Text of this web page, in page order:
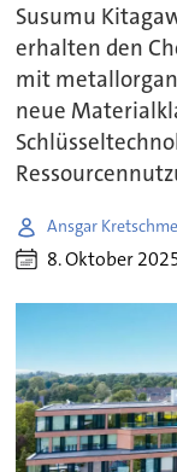
Susumu
erhalten den
mit
neue
Ansgar
8. Oktober